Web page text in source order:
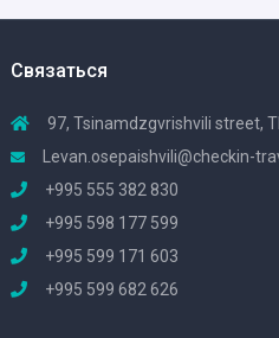
Связаться
97, Tsinamdzgvrishvili street,
Levan.osepaishvili@checkin-
+995 555 382 830
+995 598 177 599
+995 599 171 603
+995 599 682 626